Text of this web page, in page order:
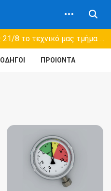
Από 3/8 έως 21/8 τo τεχνικό μας τμήμα θα εξυπηρετεί μόνο συμβόλαια συντήρησης και όχι νέες παραλαβές →
ΟΔΗΓΟΙ ΠΡΟΙΟΝΤΑ